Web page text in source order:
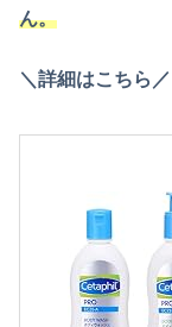
ん。
＼詳細はこちら／